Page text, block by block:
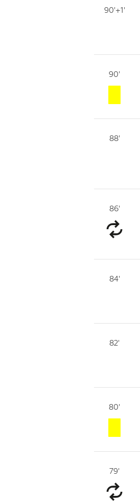
90'+1'
90'
88'
86'
84'
82'
80'
79'